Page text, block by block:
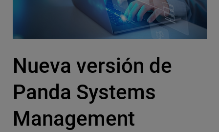
Nueva versión de
Panda Systems
Management